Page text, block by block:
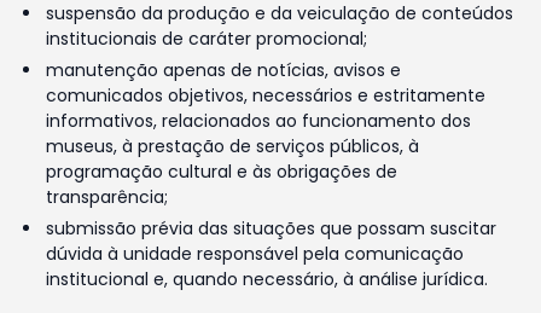
suspensão da produção e da veiculação de conteúdos
institucionais de caráter promocional;
manutenção apenas de notícias, avisos e
comunicados objetivos, necessários e estritamente
informativos, relacionados ao funcionamento dos
museus, à prestação de serviços públicos, à
programação cultural e às obrigações de
transparência;
submissão prévia das situações que possam suscitar
dúvida à unidade responsável pela comunicação
institucional e, quando necessário, à análise jurídica.